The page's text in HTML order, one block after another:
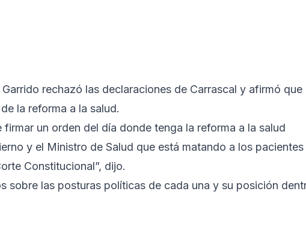
rechazó las declaraciones de Carrascal y afirmó que
la reforma a la salud.
un orden del día donde tenga la reforma a la salud
y el Ministro de Salud que está matando a los pacientes
Constitucional”, dijo.
sobre las posturas políticas de cada una y su posición